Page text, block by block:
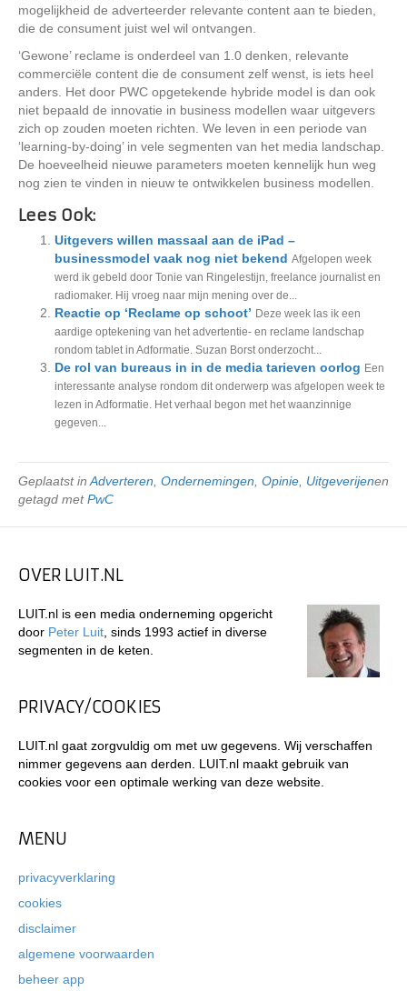
mogelijkheid de adverteerder relevante content aan te bieden,
die de consument juist wel wil ontvangen.
‘Gewone’ reclame is onderdeel van 1.0 denken, relevante
commerciële content die de consument zelf wenst, is iets heel
anders. Het door PWC opgetekende hybride model is dan ook
niet bepaald de innovatie in business modellen waar uitgevers
zich op zouden moeten richten. We leven in een periode van
‘learning-by-doing’ in vele segmenten van het media landschap.
De hoeveelheid nieuwe parameters moeten kennelijk hun weg
nog zien te vinden in nieuw te ontwikkelen business modellen.
Lees Ook:
Uitgevers willen massaal aan de iPad –
businessmodel vaak nog niet bekend Afgelopen week
werd ik gebeld door Tonie van Ringelestijn, freelance journalist en
radiomaker. Hij vroeg naar mijn mening over de...
Reactie op ‘Reclame op schoot’ Deze week las ik een
aardige optekening van het advertentie- en reclame landschap
rondom tablet in Adformatie. Suzan Borst onderzocht...
De rol van bureaus in in de media tarieven oorlog Een
interessante analyse rondom dit onderwerp was afgelopen week te
lezen in Adformatie. Het verhaal begon met het waanzinnige
gegeven...
Geplaatst in Adverteren Ondernemingen Opinie Uitgeverijenen
getagd metPwC
OVER LUIT.NL
LUIT.nl is een media onderneming opgericht
door Peter Luit , sinds 1993 actief in diverse
segmenten in de keten.
PRIVACY/COOKIES
LUIT.nl gaat zorgvuldig om met uw gegevens. Wij verschaffen
nimmer gegevens aan derden. LUIT.nl maakt gebruik van
cookies voor een optimale werking van deze website.
MENU
privacyverklaring
cookies
disclaimer
algemene voorwaarden
beheer app